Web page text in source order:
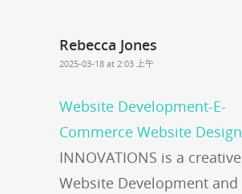
Rebecca Jones
2025-03-18 at 2:03 上午
Website Development-E-
Commerce Website Design
INNOVATIONS is a creative
Website Development and